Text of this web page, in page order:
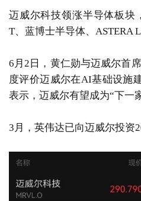
迈威尔科技领涨半导体板块
T、蓝博士半导体、ASTERA
6月2日，黄仁勋与迈威尔首
度评价迈威尔在AI基础设施
表示，迈威尔有望成为“下一
3月，英伟达已向迈威尔投资